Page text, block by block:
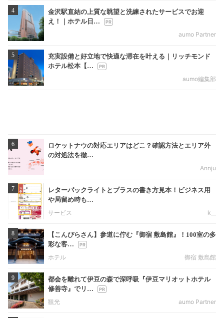
4
金沢駅直結の上質な眺望と洗練されたサービスでお迎
え！｜ホテル日…
aumo Partner
5
充実設備と好立地で快適な滞在を叶える｜リッチモンド
ホテル松本【…
aumo編集部
6
ロケットナウの対応エリアはどこ？確認方法とエリア外
の対処法を徹…
Annju
7
レターパックライトとプラスの書き方見本！ビジネス用
や局留め時も…
サービス
k__
8
【こんぴらさん】参道に佇む『御宿 敷島館』！100室の多
彩な客…
ホテル
御宿 敷島館
9
都会を離れて伊豆の森で深呼吸『伊豆マリオットホテル
修善寺』でリ…
観光
aumo Partner